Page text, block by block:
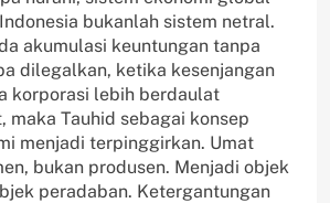
bukanlah sistem netral.
akumulasi keuntungan tanpa
dilegalkan, ketika kesenjangan
korporasi lebih berdaulat
maka Tauhid sebagai konsep
menjadi terpinggirkan. Umat
bukan produsen. Menjadi objek
peradaban. Ketergantungan